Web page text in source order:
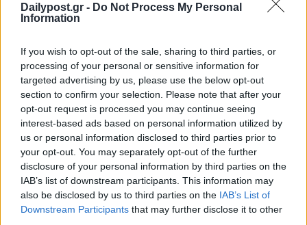
Dailypost.gr - Do Not Process My Personal
Information
If you wish to opt-out of the sale, sharing to third parties, or
processing of your personal or sensitive information for
targeted advertising by us, please use the below opt-out
section to confirm your selection. Please note that after your
opt-out request is processed you may continue seeing
interest-based ads based on personal information utilized by
us or personal information disclosed to third parties prior to
your opt-out. You may separately opt-out of the further
disclosure of your personal information by third parties on the
IAB’s list of downstream participants. This information may
also be disclosed by us to third parties on the IAB’s List of
Downstream Participants that may further disclose it to other